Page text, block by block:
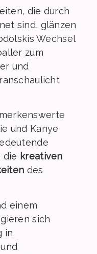
die durch
sind, glänzen
Wechsel
zum
und
und Kanye
die kreativen
des
einem
sich
in